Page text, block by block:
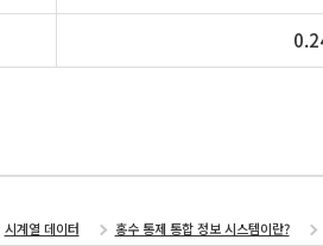
시계열 데이터 홍수 통제 통합 정보 시스템이란?